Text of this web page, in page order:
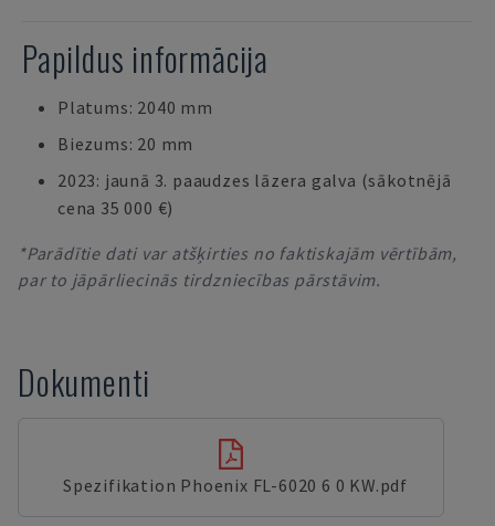
Papildus informācija
Platums: 2040 mm
Biezums: 20 mm
2023: jaunā 3. paaudzes lāzera galva (sākotnējā
cena 35 000 €)
*Parādītie dati var atšķirties no faktiskajām vērtībām,
par to jāpārliecinās tirdzniecības pārstāvim.
Dokumenti
Spezifikation Phoenix FL-6020 6 0 KW.pdf